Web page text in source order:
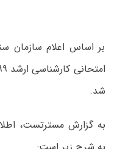
بر اساس اعلام سازمان
شد.
به گزارش مسترتست،